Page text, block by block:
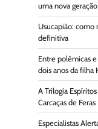
uma nova
Usucapião: como
definitiva
Entre polêmicas
dois anos da filha
A Trilogia
Carcaças de Feras
Especialistas